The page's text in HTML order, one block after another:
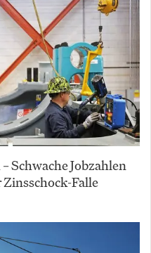
Schwache Jobzahlen
Falle